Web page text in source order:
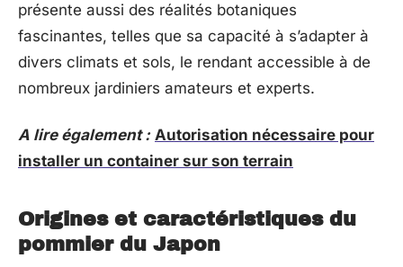
présente aussi des réalités botaniques
fascinantes, telles que sa capacité à s’adapter à
divers climats et sols, le rendant accessible à de
nombreux jardiniers amateurs et experts.
A lire également : Autorisation nécessaire pour
installer un container sur son terrain
Origines et caractéristiques du
pommier du Japon